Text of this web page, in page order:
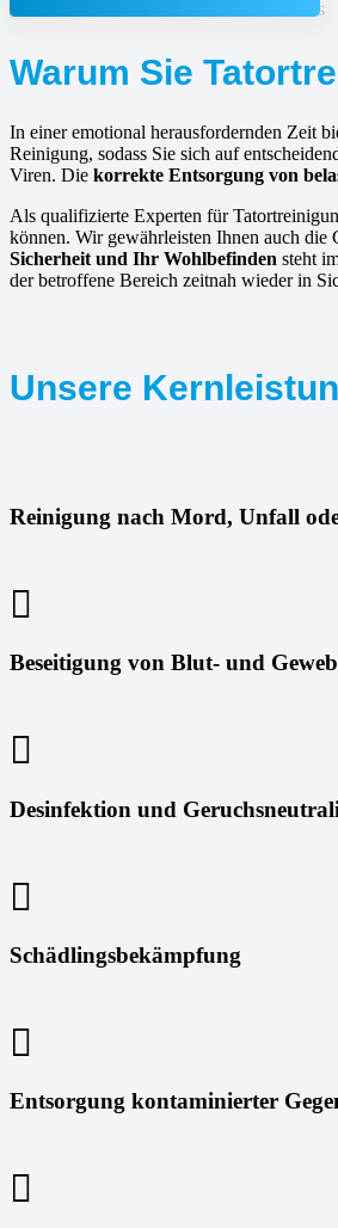
Warum Sie
In einer emotional herausfordernden Zeit
Reinigung, sodass Sie sich auf
Viren. Die korrekte Entsorgung von
Als qualifizierte Experten für
können. Wir gewährleisten Ihnen auch die
Sicherheit und Ihr Wohlbefinden steht
der betroffene Bereich zeitnah wieder in
Unsere
Reinigung nach Mord, Unfall
Beseitigung von Blut- und
Desinfektion und
Schädlingsbekämpfung
Entsorgung kontaminierter